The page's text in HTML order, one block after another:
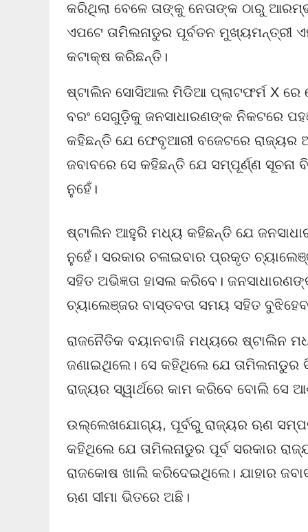
କରିଥିଲା ବେଳେ ତାଙ୍କୁ ନେତାଙ୍କ ଠାରୁ
ଏପଟେ ତାମିଲନାଡୁର ପୂର୍ବତନ ମୁଖ୍ୟମନ୍ତ୍ରୀ
କଟାକ୍ଷ କରିଛନ୍ତି।
ଷ୍ଟାଲିନ ସୋସିଆଲ ମିଡିଆ ପ୍ଲାଟଫର୍ମ X ରେ
ବରଂ ସେଗୁଡ଼ିକୁ ଜନସାଧାରଣଙ୍କ ନିକଟରେ
କହିଛନ୍ତି ଯେ ଫେବୃଆରୀ ବଜେଟରେ
ଜବାବରେ ସେ କହିଛନ୍ତି ଯେ ସମ୍ପୂର୍ଣ୍ଣ ସୂଚନା
ନୁହେଁ।
ଷ୍ଟାଲିନ ଆହୁରି ମଧ୍ୟ କହିଛନ୍ତି ଯେ
ନୁହେଁ। ସରକାର ଚଳାଇବାର ପ୍ରକୃତ
ସହିତ ଅଭିଜ୍ଞତା ହାସଲ କରିବେ।
ଚ୍ୟାଲେଞ୍ଜର ବାସ୍ତବତା ସମୟ ସହିତ
ରାଜନୈତିକ ବୟାନବାଜି ମଧ୍ୟରେ ଷ୍ଟାଲିନ
ଜଣାଇଥିଲେ। ସେ କହିଥିଲେ ଯେ ତାମିଲନାଡୁର
ରାଜ୍ୟର ସ୍ୱାର୍ଥରେ କାମ କରିବେ ବୋଲି ସେ
ଉଲ୍ଲେଖଯୋଗ୍ୟ, ପୂର୍ବରୁ ରାଜ୍ୟର ଋଣ
କହିଥିଲେ ଯେ ତାମିଲନାଡୁର ପୂର୍ବ ସରକାର
ରାଜକୋଷ ଖାଲି କରିଦେଇଥିଲେ। ଯାହାର
ଋଣ ସୀମା ଭିତରେ ଅଛି।